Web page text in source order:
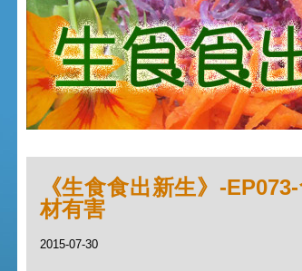
《生食食出新生》-
材有害
2015-07-30